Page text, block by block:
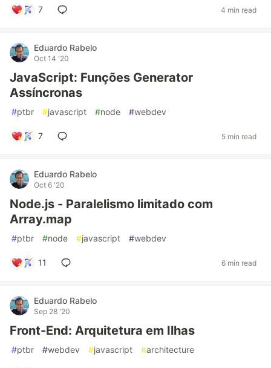
7 4 min read
Eduardo Rabelo
Oct 14 '20
JavaScript: Funções Generator
Assíncronas
#ptbr #javascript #node #webdev
7 5 min read
Eduardo Rabelo
Oct 6 '20
Node.js - Paralelismo limitado com
Array.map
#ptbr #node #javascript #webdev
11 6 min read
Eduardo Rabelo
Sep 28 '20
Front-End: Arquitetura em Ilhas
#ptbr #webdev #javascript #architecture